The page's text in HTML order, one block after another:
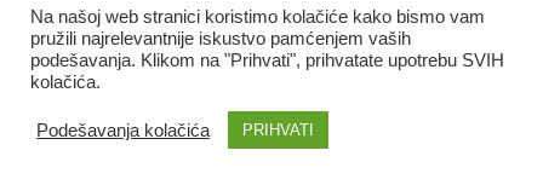
sr.WordPress.org
Na našoj web stranici koristimo kolačiće kako bismo vam
pružili najrelevantnije iskustvo pamćenjem vaših
podešavanja. Klikom na "Prihvati", prihvatate upotrebu SVIH
kolačića.
Podešavanja kolačića PRIHVATI